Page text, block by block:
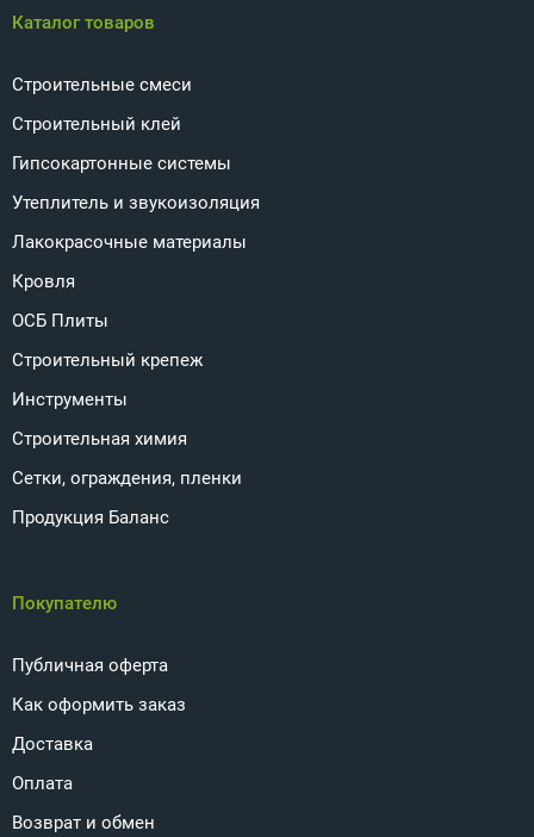
Каталог товаров
Строительные смеси
Строительный клей
Гипсокартонные системы
Утеплитель и звукоизоляция
Лакокрасочные материалы
Кровля
ОСБ Плиты
Строительный крепеж
Инструменты
Строительная химия
Сетки, ограждения, пленки
Продукция Баланс
Покупателю
Публичная оферта
Как оформить заказ
Доставка
Оплата
Возврат и обмен